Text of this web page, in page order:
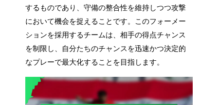
するものであり、守備の整合性を維持しつつ攻撃
において機会を捉えることです。このフォーメー
ションを採用するチームは、相手の得点チャンス
を制限し、自分たちのチャンスを迅速かつ決定的
なプレーで最大化することを目指します。